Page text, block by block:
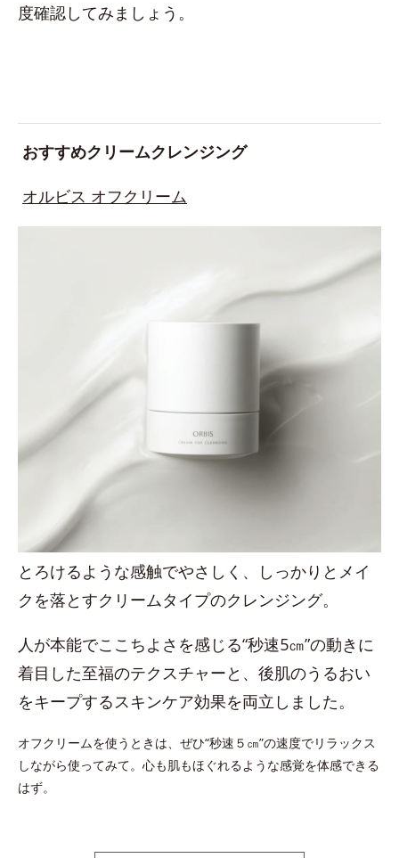
度確認してみましょう。
おすすめクリームクレンジング
オルビス オフクリーム
とろけるような感触でやさしく、しっかりとメイ
クを落とすクリームタイプのクレンジング。
人が本能でここちよさを感じる“秒速5㎝”の動きに
着目した至福のテクスチャーと、後肌のうるおい
をキープするスキンケア効果を両立しました。
オフクリームを使うときは、ぜひ“秒速５㎝”の速度でリラックス
しながら使ってみて。心も肌もほぐれるような感覚を体感できる
はず。